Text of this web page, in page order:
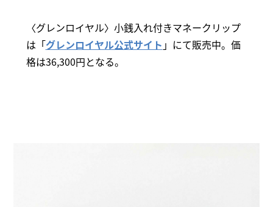
〈グレンロイヤル〉小銭入れ付きマネークリップ
は「グレンロイヤル公式サイト 」にて販売中。価
格は36,300円となる。